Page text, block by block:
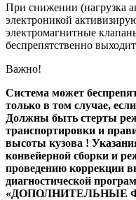
При снижении (нагрузка
электроникой
электромагнитные
беспрепятственно
Важно!
Система может
только в том случае,
Должны быть стерты
транспортировки и
высоты кузова !
конвейерной сборки и
проведению коррекции
диагностической
«ДОПОЛНИТЕЛЬНЫЕ